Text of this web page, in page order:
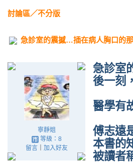
討論區／不分版
急診室的震撼…插在病人胸口的那
寧靜姐
等級：8
留言｜ 加入好友
急診室
後一刻
醫學有
傅志遠
本書的
被讀者